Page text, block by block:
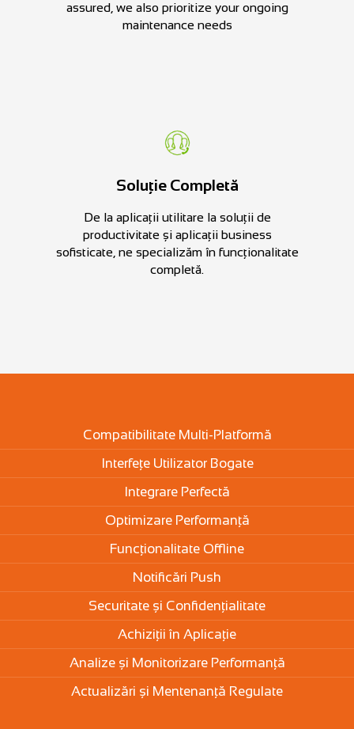
assured, we also prioritize your ongoing
maintenance needs
Soluție Completă
De la aplicații utilitare la soluții de
productivitate și aplicații business
sofisticate, ne specializăm în funcționalitate
completă.
Compatibilitate Multi-Platformă
Interfețe Utilizator Bogate
Integrare Perfectă
Optimizare Performanță
Funcționalitate Offline
Notificări Push
Securitate și Confidențialitate
Achiziții în Aplicație
Analize și Monitorizare Performanță
Actualizări și Mentenanță Regulate